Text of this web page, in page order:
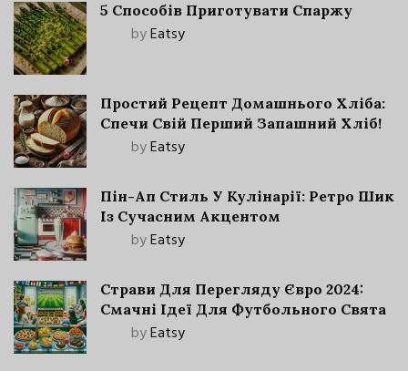
5 Способів Приготувати Спаржу
byEatsy
Простий Рецепт Домашнього Хліба:
Спечи Свій Перший Запашний Хліб!
byEatsy
Пін-Ап Стиль У Кулінарії: Ретро Шик
Із Сучасним Акцентом
byEatsy
Страви Для Перегляду Євро 2024:
Смачні Ідеї Для Футбольного Свята
byEatsy